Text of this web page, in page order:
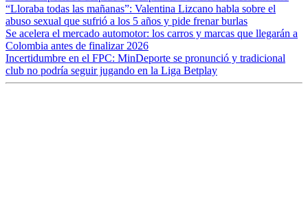
“Lloraba todas las mañanas”: Valentina Lizcano habla sobre el
abuso sexual que sufrió a los 5 años y pide frenar burlas
Se acelera el mercado automotor: los carros y marcas que llegarán a
Colombia antes de finalizar 2026
Incertidumbre en el FPC: MinDeporte se pronunció y tradicional
club no podría seguir jugando en la Liga Betplay